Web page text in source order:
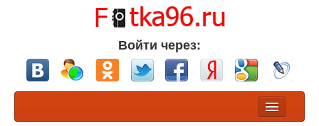
Войти через: